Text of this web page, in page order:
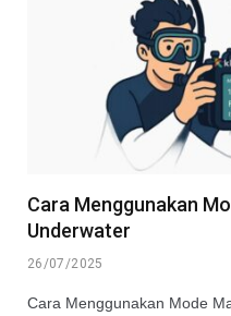
Cara Menggunakan
Underwater
26/07/2025
Cara Menggunakan Mode